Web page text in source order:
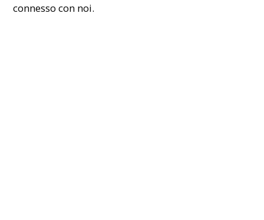
connesso con noi.